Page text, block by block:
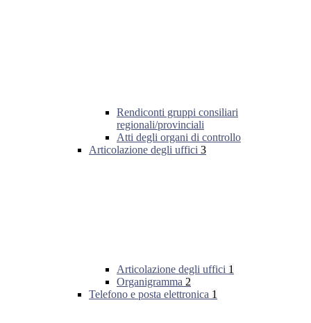
Rendiconti gruppi consiliari
regionali/provinciali
Atti degli organi di controllo
Articolazione degli uffici 3
Articolazione degli uffici 1
Organigramma 2
Telefono e posta elettronica 1